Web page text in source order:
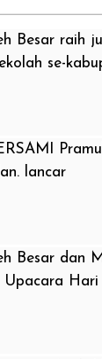
Besar raih
se-
lancar
Besar dan
Upacara Hari